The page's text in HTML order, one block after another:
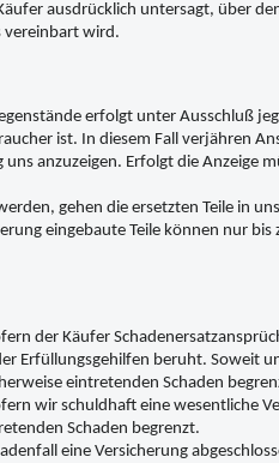
ausdrücklich untersagt, über
vereinbart wird.
erfolgt unter Ausschluß
ist. In diesem Fall verjähren
anzuzeigen. Erfolgt die Anzeige
gehen die ersetzten Teile in
eingebaute Teile können nur
der Käufer
Erfüllungsgehilfen beruht. Soweit
eintretenden Schaden
wir schuldhaft eine wesentliche
Schaden begrenzt.
eine Versicherung